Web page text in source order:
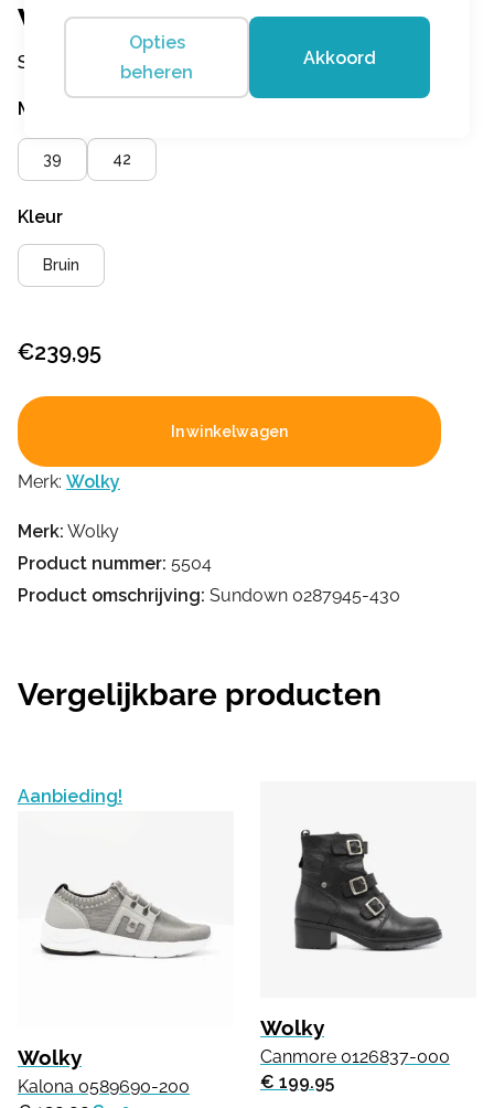
Wolky
Sundown 0287945-430
Kleur
Bruin
Maat
39 42
€239,95
In winkelwagen
Merk: Wolky
Merk: Wolky
Product nummer: 5504
Product omschrijving: Sundown 0287945-430
Vergelijkbare producten
Aanbieding!
Wolky
Kalona 0589690-200
Wolky
Canmore 0126837-000
€ 199.95
Opties
beheren
Akkoord